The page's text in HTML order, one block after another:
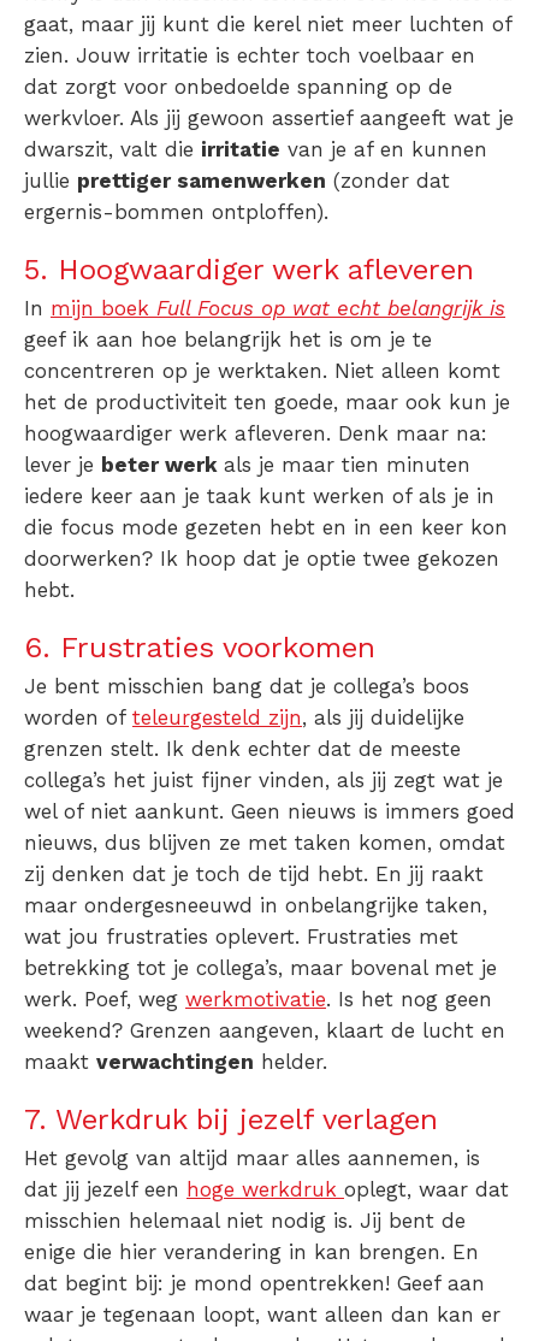
gaat, maar jij kunt die kerel niet meer luchten of
zien. Jouw irritatie is echter toch voelbaar en
dat zorgt voor onbedoelde spanning op de
werkvloer. Als jij gewoon assertief aangeeft wat je
dwarszit, valt die irritatie van je af en kunnen
jullie prettiger samenwerken (zonder dat
ergernis-bommen ontploffen).
5. Hoogwaardiger werk afleveren
In mijn boek FullFocus op wat echt belangrijk is
geef ik aan hoe belangrijk het is om je te
concentreren op je werktaken. Niet alleen komt
het de productiviteit ten goede, maar ook kun je
hoogwaardiger werk afleveren. Denk maar na:
lever je beter werk als je maar tien minuten
iedere keer aan je taak kunt werken of als je in
die focus mode gezeten hebt en in een keer kon
doorwerken? Ik hoop dat je optie twee gekozen
hebt.
6. Frustraties voorkomen
Je bent misschien bang dat je collega’s boos
worden of teleurgesteld zijn, als jij duidelijke
grenzen stelt. Ik denk echter dat de meeste
collega’s het juist fijner vinden, als jij zegt wat je
wel of niet aankunt. Geen nieuws is immers goed
nieuws, dus blijven ze met taken komen, omdat
zij denken dat je toch de tijd hebt. En jij raakt
maar ondergesneeuwd in onbelangrijke taken,
wat jou frustraties oplevert. Frustraties met
betrekking tot je collega’s, maar bovenal met je
werk. Poef, weg werkmotivatie. Is het nog geen
weekend? Grenzen aangeven, klaart de lucht en
maakt verwachtingen helder.
7. Werkdruk bij jezelf verlagen
Het gevolg van altijd maar alles aannemen, is
dat jij jezelf een hoge werkdruk oplegt, waar dat
misschien helemaal niet nodig is. Jij bent de
enige die hier verandering in kan brengen. En
dat begint bij: je mond opentrekken! Geef aan
waar je tegenaan loopt, want alleen dan kan er